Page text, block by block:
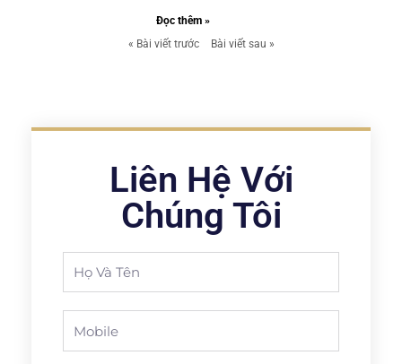
Đọc thêm »
« Bài viết trước
Bài viết sau »
Liên Hệ Với
Chúng Tôi
Name